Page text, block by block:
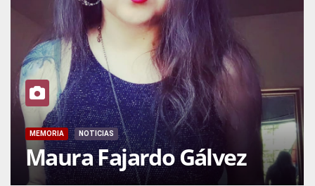
MEMORIA NOTICIAS
Maura Fajardo Gálvez